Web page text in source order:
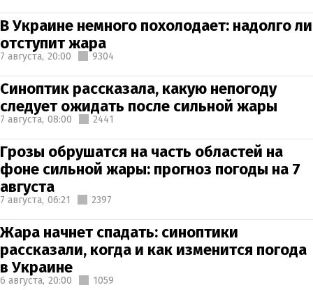
В Украине немного похолодает: надолго ли
отступит жара
7 августа, 20:00 9304
Синоптик рассказала, какую непогоду
следует ожидать после сильной жары
7 августа, 08:00 2441
Грозы обрушатся на часть областей на
фоне сильной жары: прогноз погоды на 7
августа
7 августа, 06:21 2397
Жара начнет спадать: синоптики
рассказали, когда и как изменится погода
в Украине
6 августа, 20:00 1059